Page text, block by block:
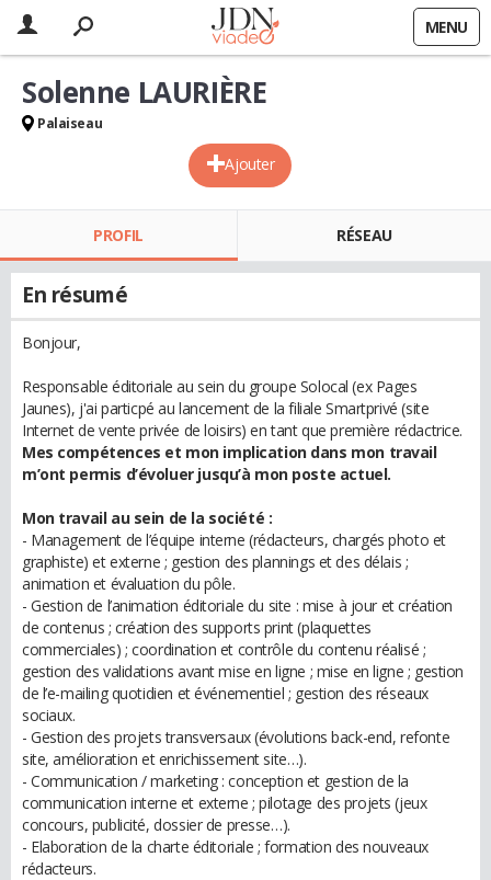
MENU
Ajouter
Solenne LAURIÈRE
Palaiseau
PROFIL RÉSEAU
En résumé
Bonjour,
Responsable éditoriale au sein du groupe Solocal (ex Pages
Jaunes), j'ai particpé au lancement de la filiale Smartprivé (site
Internet de vente privée de loisirs) en tant que première rédactrice.
Mes compétences et mon implication dans mon travail
m’ont permis d’évoluer jusqu’à mon poste actuel.
Mon travail au sein de la société :
- Management de l’équipe interne (rédacteurs, chargés photo et
graphiste) et externe ; gestion des plannings et des délais ;
animation et évaluation du pôle.
- Gestion de l’animation éditoriale du site : mise à jour et création
de contenus ; création des supports print (plaquettes
commerciales) ; coordination et contrôle du contenu réalisé ;
gestion des validations avant mise en ligne ; mise en ligne ; gestion
de l’e-mailing quotidien et événementiel ; gestion des réseaux
sociaux.
- Gestion des projets transversaux (évolutions back-end, refonte
site, amélioration et enrichissement site…).
- Communication / marketing : conception et gestion de la
communication interne et externe ; pilotage des projets (jeux
concours, publicité, dossier de presse…).
- Elaboration de la charte éditoriale ; formation des nouveaux
rédacteurs.